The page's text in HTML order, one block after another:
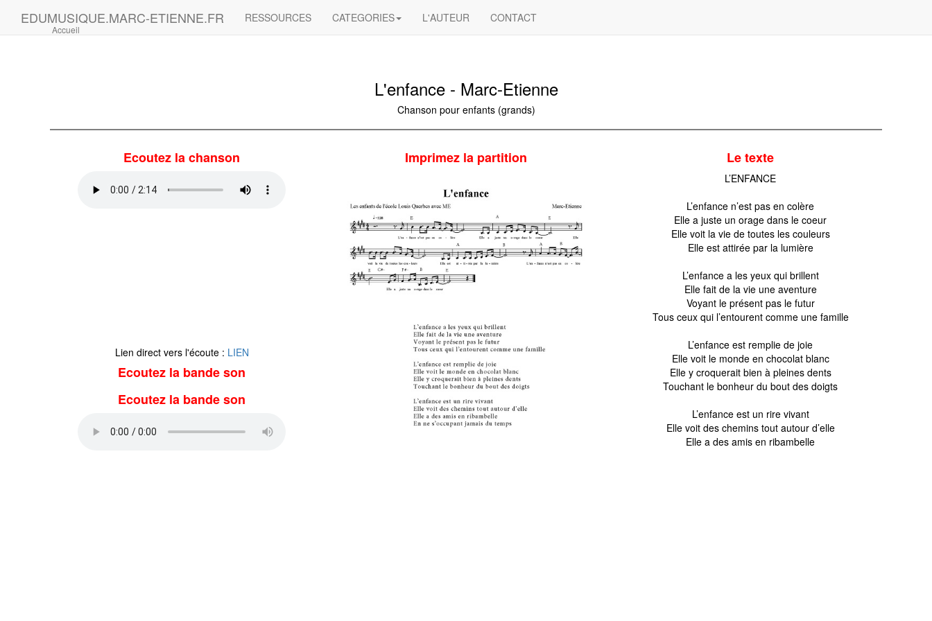
EDUMUSIQUE.MARC-ETIENNE.FR
Accueil
RESSOURCES CATEGORIES L'AUTEUR CONTACT
L'enfance - Marc-Etienne
Chanson pour enfants (grands)
Ecoutez la chanson
Lien direct vers l'écoute : LIEN
Ecoutez la bande son
Ecoutez la bande son
Imprimez la partition Le texte
L’ENFANCE
L’enfance n’est pas en colère
Elle a juste un orage dans le coeur
Elle voit la vie de toutes les couleurs
Elle est attirée par la lumière
L’enfance a les yeux qui brillent
Elle fait de la vie une aventure
Voyant le présent pas le futur
Tous ceux qui l’entourent comme une famille
L’enfance est remplie de joie
Elle voit le monde en chocolat blanc
Elle y croquerait bien à pleines dents
Touchant le bonheur du bout des doigts
L’enfance est un rire vivant
Elle voit des chemins tout autour d’elle
Elle a des amis en ribambelle